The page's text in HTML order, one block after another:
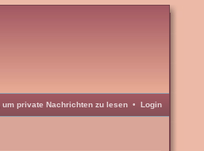
um private Nachrichten zu lesen • Login